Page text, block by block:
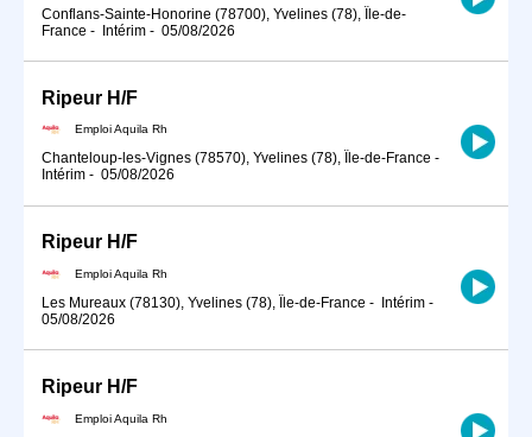
Conflans-Sainte-Honorine (78700), Yvelines (78), Île-de-
France - Intérim - 05/08/2026
Ripeur H/F
Emploi Aquila Rh
Chanteloup-les-Vignes (78570), Yvelines (78), Île-de-France -
Intérim - 05/08/2026
Ripeur H/F
Emploi Aquila Rh
Les Mureaux (78130), Yvelines (78), Île-de-France - Intérim -
05/08/2026
Ripeur H/F
Emploi Aquila Rh